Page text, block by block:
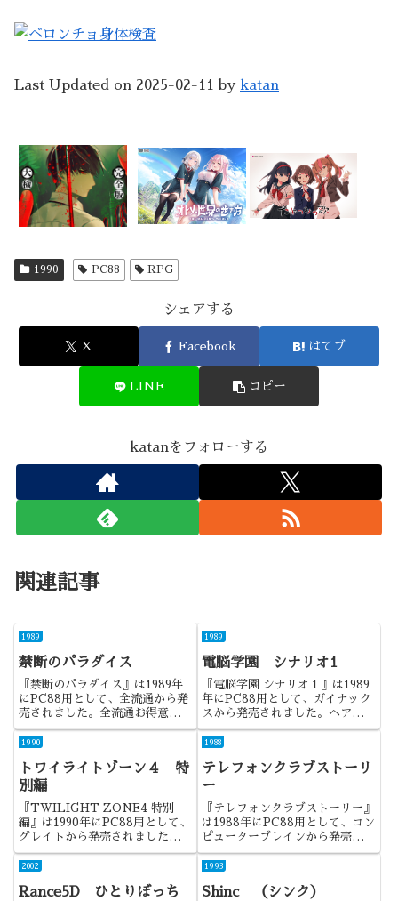
Last Updated on 2025-02-11 by katan
1990 PC88 RPG
シェアする
X Facebook はてブ
LINE コピー
katanをフォローする
関連記事
1989
禁断のパラダイス
『禁断のパラダイス』は1989年
にPC88用として、全流通から発
売されました。全流通お得意のノ
ベルゲームで、今作はレズに特化
した作品でした。
1989
電脳学園 シナリオ1
『電脳学園 シナリオ１』は1989
年にPC88用として、ガイナック
スから発売されました。ヘアが写
ってるだとかいう理由で、宮崎県
の条例にひっかかったことで有名
1990
トワイライトゾーン４ 特
別編
『TWILIGHT ZONE4 特別
編』は1990年にPC88用として、
グレイトから発売されました。ト
ワイライトゾーンシリーズの4作
目で、今作は2DタイプのRPGに
1988
テレフォンクラブストーリ
ー
『テレフォンクラブストーリー』
は1988年にPC88用として、コン
ピューターブレインから発売され
ました。その名の通り、テレクラ
を題材にしたゲームになります。
2002
Rance5D ひとりぼっち
1993
Shinc （シンク）